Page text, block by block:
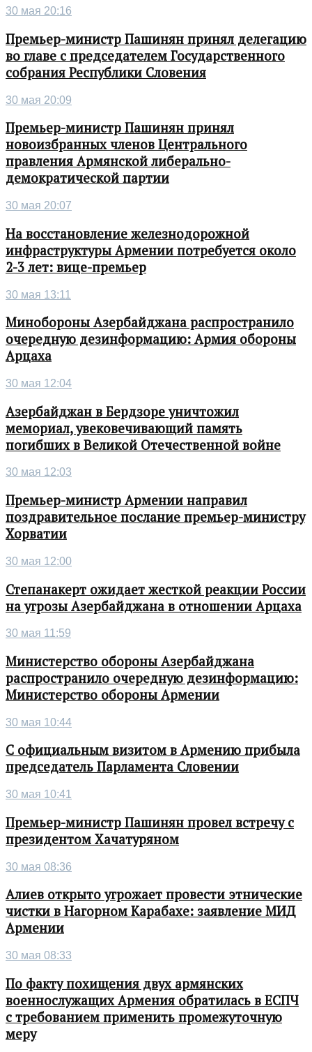
30 мая 20:16
Премьер-министр Пашинян принял делегацию
во главе с председателем Государственного
собрания Республики Словения
30 мая 20:09
Премьер-министр Пашинян принял
новоизбранных членов Центрального
правления Армянской либерально-
демократической партии
30 мая 20:07
На восстановление железнодорожной
инфраструктуры Армении потребуется около
2-3 лет: вице-премьер
30 мая 13:11
Минобороны Азербайджана распространило
очередную дезинформацию: Армия обороны
Арцаха
30 мая 12:04
Азербайджан в Бердзоре уничтожил
мемориал, увековечивающий память
погибших в Великой Отечественной войне
30 мая 12:03
Премьер-министр Армении направил
поздравительное послание премьер-министру
Хорватии
30 мая 12:00
Степанакерт ожидает жесткой реакции России
на угрозы Азербайджана в отношении Арцаха
30 мая 11:59
Министерство обороны Азербайджана
распространило очередную дезинформацию:
Министерство обороны Армении
30 мая 10:44
С официальным визитом в Армению прибыла
председатель Парламента Словении
30 мая 10:41
Премьер-министр Пашинян провел встречу с
президентом Хачатуряном
30 мая 08:36
Алиев открыто угрожает провести этнические
чистки в Нагорном Карабахе: заявление МИД
Армении
30 мая 08:33
По факту похищения двух армянских
военнослужащих Армения обратилась в ЕСПЧ
с требованием применить промежуточную
меру